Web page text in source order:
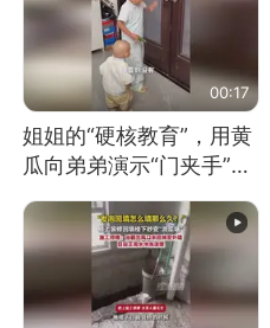
00:17
姐姐的“硬核教育”，用黄
瓜向弟弟演示“门夹手”，
教！